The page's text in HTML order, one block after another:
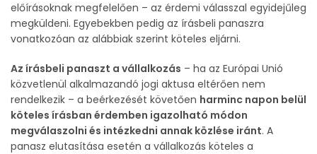
előírásoknak megfelelően – az érdemi válasszal egyidejűleg
megküldeni. Egyebekben pedig az írásbeli panaszra
vonatkozóan az alábbiak szerint köteles eljárni.
Az írásbeli panaszt a vállalkozás – ha az Európai Unió
közvetlenül alkalmazandó jogi aktusa eltérően nem
rendelkezik – a beérkezését követően harminc napon belül
köteles írásban érdemben igazolható módon
megválaszolni és intézkedni annak közlése iránt. A
panasz elutasítása esetén a vállalkozás köteles a